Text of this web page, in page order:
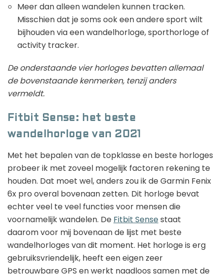
Meer dan alleen wandelen kunnen tracken.
Misschien dat je soms ook een andere sport wilt
bijhouden via een wandelhorloge, sporthorloge of
activity tracker.
De onderstaande vier horloges bevatten allemaal
de bovenstaande kenmerken, tenzij anders
vermeldt.
Fitbit Sense: het beste
wandelhorloge van 2021
Met het bepalen van de topklasse en beste horloges
probeer ik met zoveel mogelijk factoren rekening te
houden. Dat moet wel, anders zou ik de Garmin Fenix
6x pro overal bovenaan zetten. Dit horloge bevat
echter veel te veel functies voor mensen die
voornamelijk wandelen. De Fitbit Sensestaat
daarom voor mij bovenaan de lijst met beste
wandelhorloges van dit moment. Het horloge is erg
gebruiksvriendelijk, heeft een eigen zeer
betrouwbare GPS en werkt naadloos samen met de